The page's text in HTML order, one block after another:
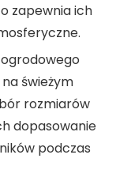
zapewnia ich
świeżym
rozmiarów
dopasowanie
podczas